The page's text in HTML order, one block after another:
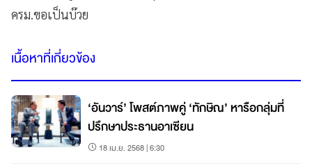
ครม.ขอเป็นบ๊วย
เนื้อหาที่เกี่ยวข้อง
‘อันวาร์’ โพสต์ภาพคู่ ‘ทักษิณ’ หารือกลุ่มที่
ปรึกษาประธานอาเซียน
18 เม.ย. 2568 | 6:30